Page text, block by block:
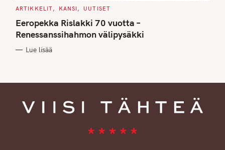
C
T
E
G
O
I
ARTIKKELIT KANSI UUTISET
Eeropekka Rislakki 70 vuotta –
Renessanssihahmon välipysäkki
Lue lisää